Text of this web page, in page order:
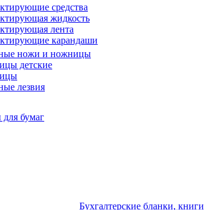
средства
жидкость
лента
карандаши
ножи и ножницы
детские
лезвия
бумаг
Бухгалтерские бланки, книги